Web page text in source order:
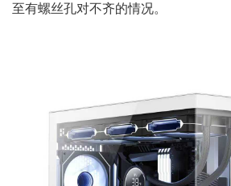
至有螺丝孔对不齐的情况。